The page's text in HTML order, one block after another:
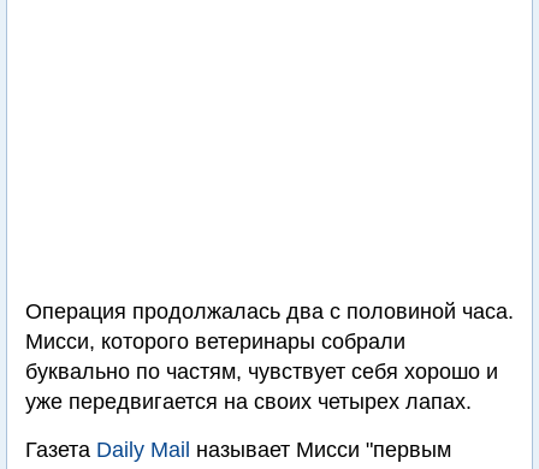
Операция продолжалась два с половиной часа.
Мисси, которого ветеринары собрали
буквально по частям, чувствует себя хорошо и
уже передвигается на своих четырех лапах.
Газета Daily Mail называет Мисси "первым